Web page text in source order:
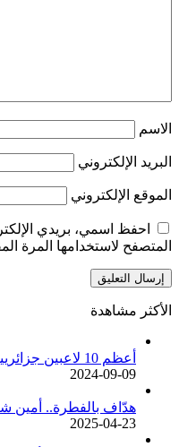
الاسم
البريد الإلكتروني
الموقع الإلكتروني
احفظ اسمي، بريدي
المتصفح لاستخدامها المرة
الأكثر مشاهدة
أعظم 10 لاعبين جزائريين في تاريخ كرة القدم
2024-09-09
هدّاف بالفطرة.. أمين
2025-04-23